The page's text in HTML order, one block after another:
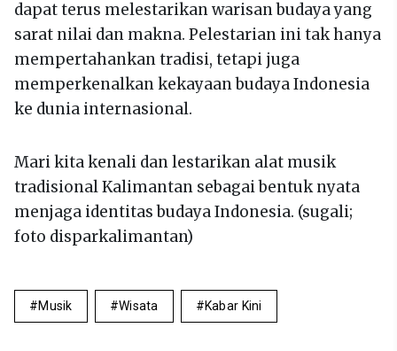
dapat terus melestarikan warisan budaya yang
sarat nilai dan makna. Pelestarian ini tak hanya
mempertahankan tradisi, tetapi juga
memperkenalkan kekayaan budaya Indonesia
ke dunia internasional.
Mari kita kenali dan lestarikan alat musik
tradisional Kalimantan sebagai bentuk nyata
menjaga identitas budaya Indonesia. (sugali;
foto disparkalimantan)
Musik Wisata Kabar Kini